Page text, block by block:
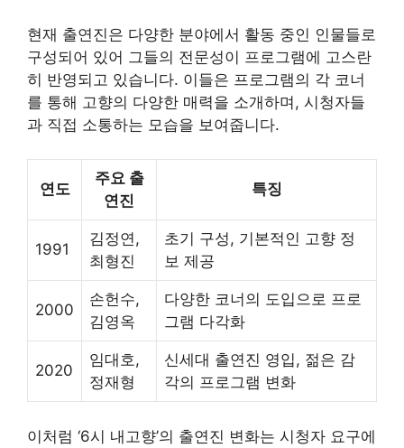
현재 출연진은 다양한 분야에서 활동 중인 인물들로
구성되어 있어 그들의 전문성이 프로그램에 고스란
히 반영되고 있습니다. 이들은 프로그램의 각 코너
를 통해 고향의 다양한 매력을 소개하며, 시청자들
과 직접 소통하는 모습을 보여줍니다.
연도
주요 출
연진
특징
1991
김정연,
최형진
초기 구성, 기본적인 고향 정
보 제공
2000
손헌수,
김영옥
다양한 코너의 도입으로 프로
그램 다각화
2020
임대호,
정재형
신세대 출연진 영입, 젊은 감
각의 프로그램 변화
이처럼 ‘6시 내고향’의 출연진 변화는 시청자 요구에